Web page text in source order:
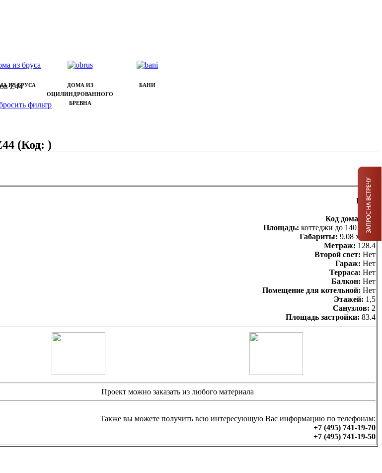
ИЗ БРУСА
ДОМА ИЗ
ОЦИЛИНДРОВАННОГО
БРЕВНА
БАНИ
Z44
фильтр
(Код: )
Цена:
Код дома:
Z44
Площадь: коттеджи до 140 кв.м.
Габариты: 9.08 х 9.18
Метраж: 128.4
Второй свет: Нет
Гараж: Нет
Терраса: Нет
Балкон: Нет
Помещение для котельной: Нет
Этажей: 1,5
Санузлов: 2
Площадь застройки: 83.4
Проект можно заказать из любого материала
Также вы можете получить всю интересующую Вас информацию по телефонам:
+7 (495) 741-19-70
+7 (495) 741-19-50